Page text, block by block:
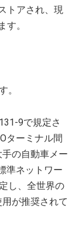
トアされ、現
す。
。
9で規定さ
ターミナル間
の自動車メー
準ネットワー
し、全世界の
が推奨されて